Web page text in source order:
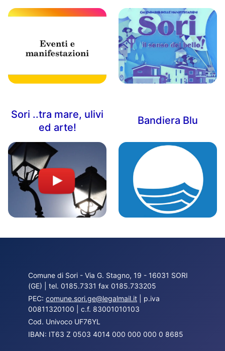
Sori ..tra mare, ulivi
ed arte!
Bandiera Blu
Comune di Sori - Via G. Stagno, 19 - 16031 SORI
(GE) | tel. 0185.7331 fax 0185.733205
PEC: comune.sori.ge@legalmail.it | p.iva
00811320100 | c.f. 83001010103
Cod. Univoco UF76YL
IBAN: IT63 Z 0503 4014 000 000 000 0 8685